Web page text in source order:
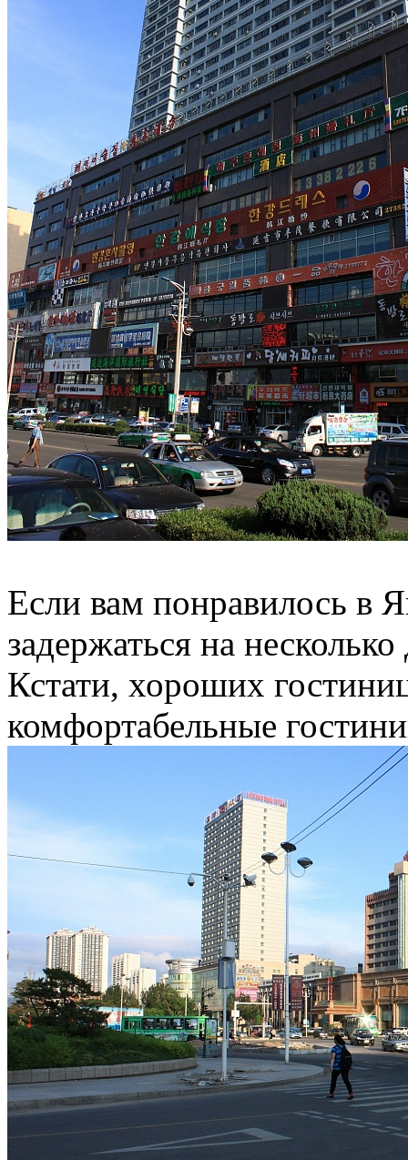
Если вам понравилось в
задержаться на
Кстати, хороших
комфортабельные